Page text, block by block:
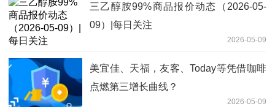
三乙醇胺99%商品报价动态（2026-05-
09）|每日关注
2026-05-09
美宜佳、天福，友客、Today等凭借咖啡
点燃第三增长曲线？
2026-05-09